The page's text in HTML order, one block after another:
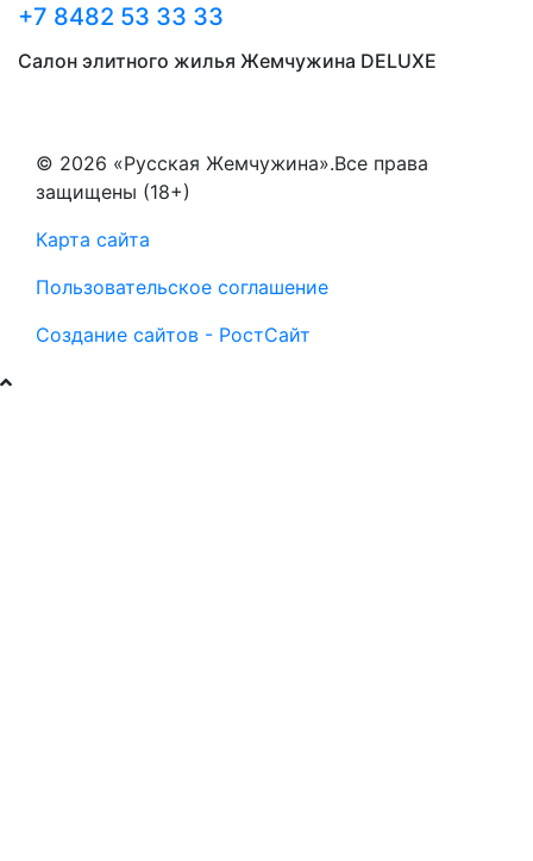
+7 8482 53 33 33
Салон элитного жилья Жемчужина DELUXE
© 2026 «Русская Жемчужина».Все права
защищены (18+)
Карта сайта
Пользовательское соглашение
Создание сайтов - РостСайт